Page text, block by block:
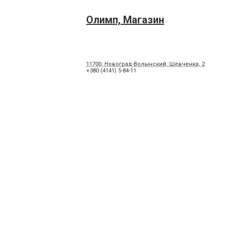
Олимп, Магазин
11700, Новоград-Волынский, Шевченка, 2
+380 (4141) 5-84-11